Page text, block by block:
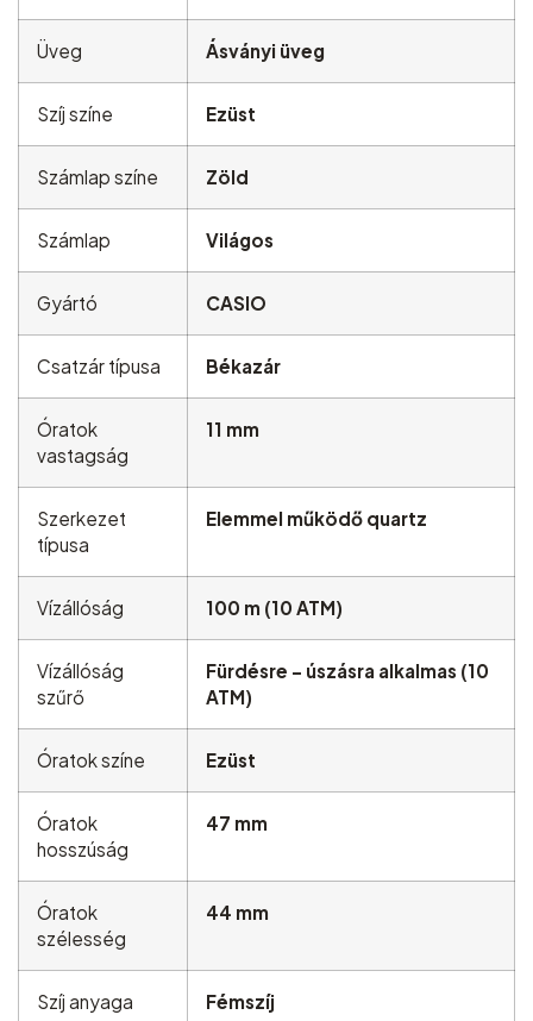
Üveg Ásványi üveg
Szíj színe Ezüst
Számlap színe Zöld
Számlap Világos
Gyártó CASIO
Csatzár típusa Békazár
Óratok
vastagság
11 mm
Szerkezet
típusa
Elemmel működő quartz
Vízállóság 100 m (10 ATM)
Vízállóság
szűrő
Fürdésre – úszásra alkalmas (10
ATM)
Óratok színe Ezüst
Óratok
hosszúság
47 mm
Óratok
szélesség
44 mm
Szíj anyaga Fémszíj